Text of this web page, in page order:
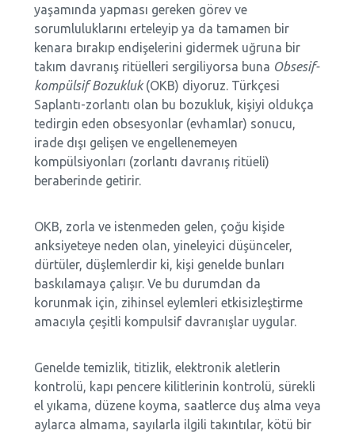
yaşamında yapması gereken görev ve
sorumluluklarını erteleyip ya da tamamen bir
kenara bırakıp endişelerini gidermek uğruna bir
takım davranış ritüelleri sergiliyorsa buna Obsesif-
kompülsif Bozukluk(OKB) diyoruz. Türkçesi
Saplantı-zorlantı olan bu bozukluk, kişiyi oldukça
tedirgin eden obsesyonlar (evhamlar) sonucu,
irade dışı gelişen ve engellenemeyen
kompülsiyonları (zorlantı davranış ritüeli)
beraberinde getirir.
OKB, zorla ve istenmeden gelen, çoğu kişide
anksiyeteye neden olan, yineleyici düşünceler,
dürtüler, düşlemlerdir ki, kişi genelde bunları
baskılamaya çalışır. Ve bu durumdan da
korunmak için, zihinsel eylemleri etkisizleştirme
amacıyla çeşitli kompulsif davranışlar uygular.
Genelde temizlik, titizlik, elektronik aletlerin
kontrolü, kapı pencere kilitlerinin kontrolü, sürekli
el yıkama, düzene koyma, saatlerce duş alma veya
aylarca almama, sayılarla ilgili takıntılar, kötü bir